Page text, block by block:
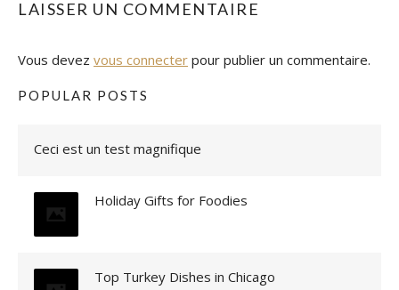
LAISSER UN COMMENTAIRE
Vous devez vous connecter pour publier un commentaire.
POPULAR POSTS
Ceci est un test magnifique
Holiday Gifts for Foodies
Top Turkey Dishes in Chicago